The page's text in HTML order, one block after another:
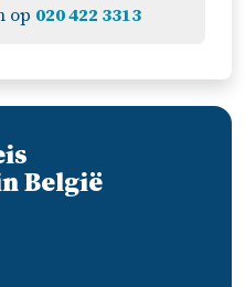
op 020 422 3313
België